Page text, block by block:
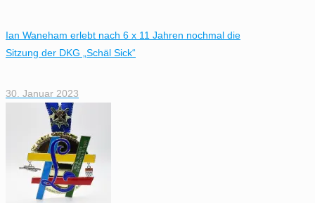
Ian Waneham erlebt nach 6 x 11 Jahren nochmal die
Sitzung der DKG „Schäl Sick“
30. Januar 2023